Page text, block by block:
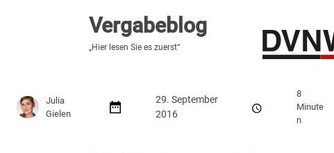
Vergabeblog
„Hier lesen Sie es zuerst“
Vergabeblog
„Fundiert, praxisnah, kontrovers“
Julia
Gielen
29. September
2016
8
Minute
n